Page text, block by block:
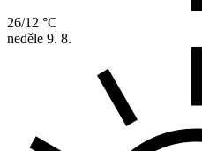
26/12 °C
neděle 9. 8.